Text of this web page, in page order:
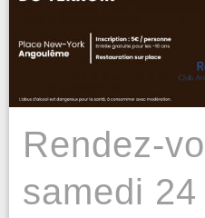
Rendez-
samedi